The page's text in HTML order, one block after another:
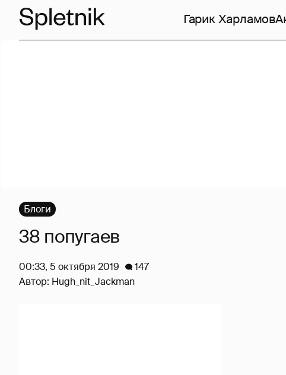
Гарик Харламов
Блоги
38 попугаев
00:33, 5 октября 2019
147
Автор: Hugh_nit_Jackman